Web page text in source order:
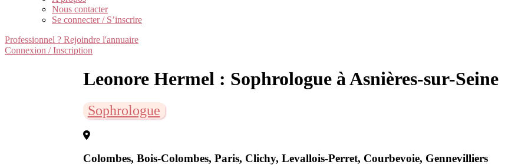
Nous contacter
Se connecter / S’inscrire
Professionnel ? Rejoindre l'annuaire
Connexion / Inscription
Leonore Hermel : Sophrologue à Asnières-sur-Seine
Sophrologue
Colombes, Bois-Colombes, Paris, Clichy, Levallois-Perret, Courbevoie, Gennevilliers